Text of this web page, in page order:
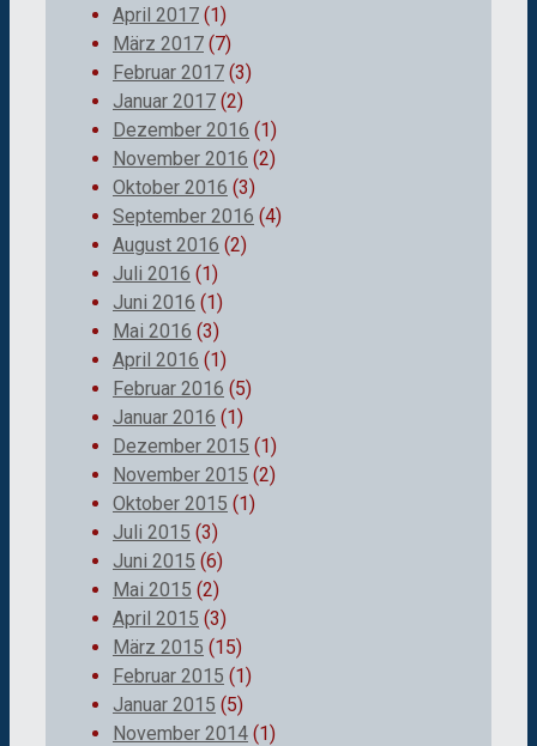
April 2017 (1)
März 2017 (7)
Februar 2017 (3)
Januar 2017 (2)
Dezember 2016 (1)
November 2016 (2)
Oktober 2016 (3)
September 2016 (4)
August 2016 (2)
Juli 2016 (1)
Juni 2016 (1)
Mai 2016 (3)
April 2016 (1)
Februar 2016 (5)
Januar 2016 (1)
Dezember 2015 (1)
November 2015 (2)
Oktober 2015 (1)
Juli 2015 (3)
Juni 2015 (6)
Mai 2015 (2)
April 2015 (3)
März 2015 (15)
Februar 2015 (1)
Januar 2015 (5)
November 2014 (1)